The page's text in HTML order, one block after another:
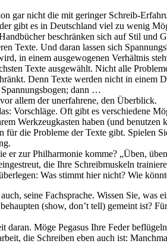
gar nicht die mit geringer Schreib-
gibt es in Deutschland viel zu wenig
beschränken sich auf Stil und
Texte. Und daran lassen sich
in einem ausgewogenen Verhältnis
Texte ausgewählt. Nicht alle
Denn Texte werden nicht in einem
Spannungsbogen; dann …
allem der unerfahrene, den Überblick.
Vorschläge. Oft gibt es verschiedene
Werkzeugkasten haben (und benutzen
die Probleme der Texte gibt. Spielen
er zur Philharmonie komme? „Üben,
die Ihre Schreibmuskeln
Was stimmt hier nicht? Wie
seine Fachsprache. Wissen Sie, was
(show, don’t tell) gemeint ist?
daran. Möge Pegasus Ihre Feder
die Schreiben eben auch ist: